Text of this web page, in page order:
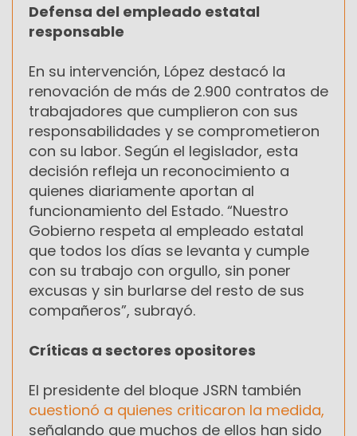
Defensa del empleado estatal
responsable
En su intervención, López destacó la
renovación de más de 2.900 contratos de
trabajadores que cumplieron con sus
responsabilidades y se comprometieron
con su labor. Según el legislador, esta
decisión refleja un reconocimiento a
quienes diariamente aportan al
funcionamiento del Estado. “Nuestro
Gobierno respeta al empleado estatal
que todos los días se levanta y cumple
con su trabajo con orgullo, sin poner
excusas y sin burlarse del resto de sus
compañeros”, subrayó.
Críticas a sectores opositores
El presidente del bloque JSRN también
cuestionó a quienes criticaron la medida,
señalando que muchos de ellos han sido